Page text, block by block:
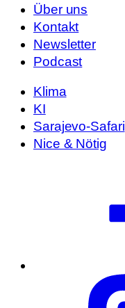
Über uns
Kontakt
Newsletter
Podcast
Klima
KI
Sarajevo-Safari
Nice & Nötig